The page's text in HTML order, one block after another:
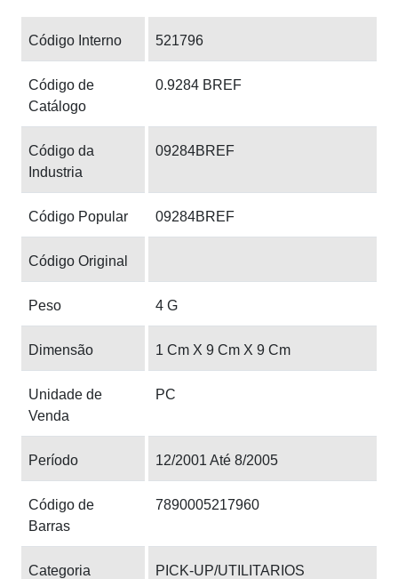
Código Interno 521796
Código de
Catálogo
0.9284 BREF
Código da
Industria
09284BREF
Código Popular 09284BREF
Código Original
Peso 4 G
Dimensão 1 Cm X 9 Cm X 9 Cm
Unidade de
Venda
PC
Período 12/2001 Até 8/2005
Código de
Barras
7890005217960
Categoria PICK-UP/UTILITARIOS